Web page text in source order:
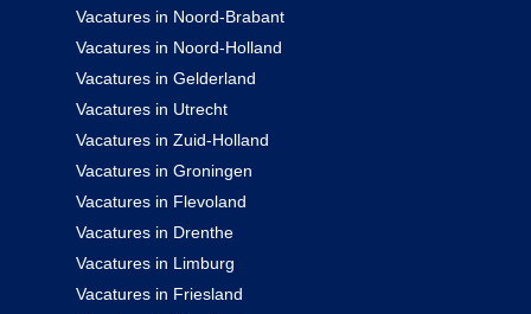
Vacatures in Noord-Brabant
Vacatures in Noord-Holland
Vacatures in Gelderland
Vacatures in Utrecht
Vacatures in Zuid-Holland
Vacatures in Groningen
Vacatures in Flevoland
Vacatures in Drenthe
Vacatures in Limburg
Vacatures in Friesland